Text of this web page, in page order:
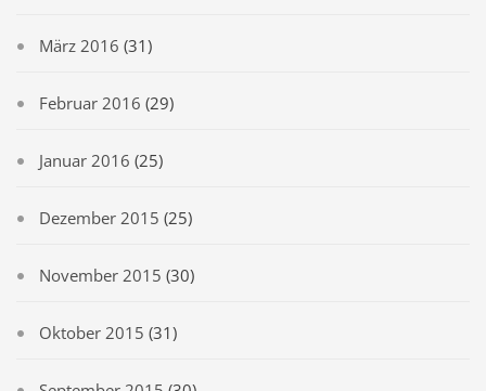
März 2016 (31)
Februar 2016 (29)
Januar 2016 (25)
Dezember 2015 (25)
November 2015 (30)
Oktober 2015 (31)